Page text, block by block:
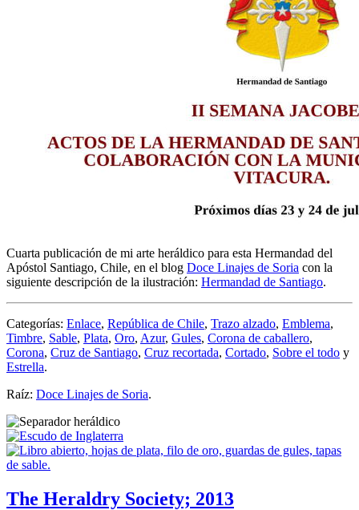
Cuarta publicación de mi arte heráldico para esta Hermandad del
Apóstol Santiago, Chile, en el blog Doce Linajes de Soria con la
siguiente descripción de la ilustración: Hermandad de Santiago.
Categorías: Enlace, República de Chile, Trazo alzado, Emblema,
Timbre, Sable, Plata, Oro, Azur, Gules, Corona de caballero,
Corona, Cruz de Santiago, Cruz recortada, Cortado, Sobre el todo y
Estrella.
Raíz: Doce Linajes de Soria.
The Heraldry Society; 2013